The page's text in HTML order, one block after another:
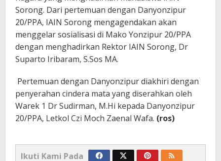
Sorong. Dari pertemuan dengan Danyonzipur
20/PPA, IAIN Sorong mengagendakan akan
menggelar sosialisasi di Mako Yonzipur 20/PPA
dengan menghadirkan Rektor IAIN Sorong, Dr
Suparto Iribaram, S.Sos MA.
Pertemuan dengan Danyonzipur diakhiri dengan
penyerahan cindera mata yang diserahkan oleh
Warek 1 Dr Sudirman, M.Hi kepada Danyonzipur
20/PPA, Letkol Czi Moch Zaenal Wafa. (ros)
Ikuti Kami Pada